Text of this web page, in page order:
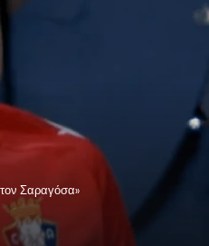
Σαραγόσα»